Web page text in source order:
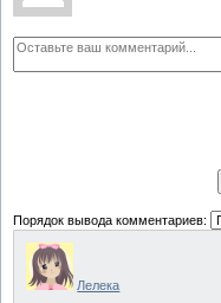
Порядок вывода комментариев:
Лелека